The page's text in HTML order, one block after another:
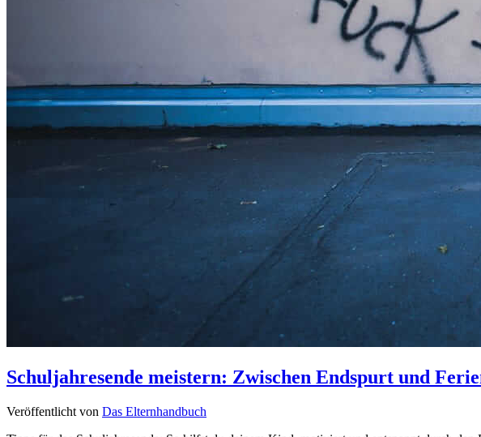
Schuljahresende meistern: Zwischen Endspurt und
Veröffentlicht von Das Elternhandbuch